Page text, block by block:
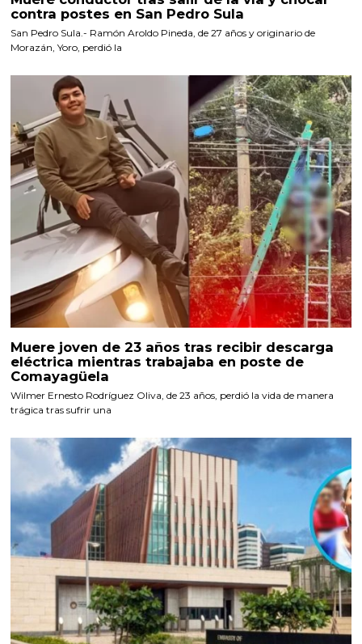
contra postes en San Pedro Sula
San Pedro Sula.- Ramón Aroldo Pineda, de 27 años y originario de
Morazán, Yoro, perdió la
Muere joven de 23 años tras recibir descarga
eléctrica mientras trabajaba en poste de
Comayagüela
Wilmer Ernesto Rodríguez Oliva, de 23 años, perdió la vida de manera
trágica tras sufrir una